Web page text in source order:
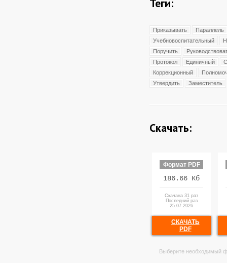
Теги:
Приказывать
Параллель
Учебновоспитательный
Поручить
Протокол
Единичный
Коррекционный
Утвердить
Заместитель
Скачать:
Формат PDF
186.66 Кб
Скачана 31 раз
Последний раз
25.07.2026
СКАЧАТЬ
PDF
Выберите необходимый